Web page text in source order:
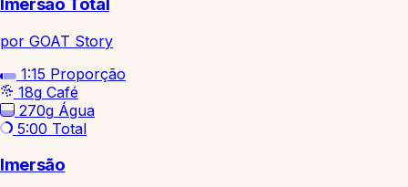
por GOAT Story
1:15 Proporção
18g Café
270g Água
5:00 Total
Imersão